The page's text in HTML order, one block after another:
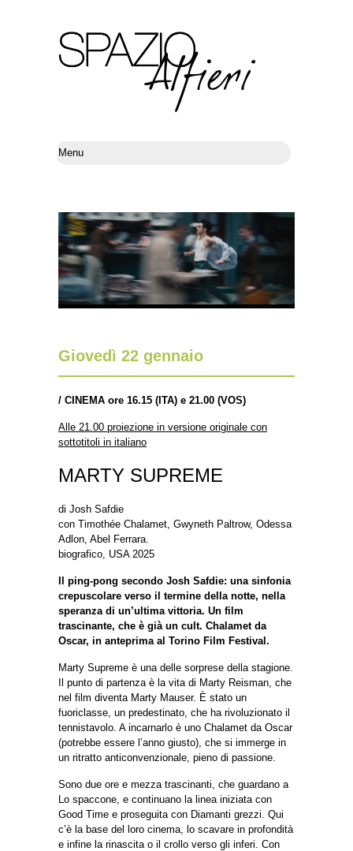
Giovedì 22 gennaio
/ CINEMA ore 16.15 (ITA) e 21.00 (VOS)
Alle 21.00 proiezione in versione originale con
sottotitoli in italiano
MARTY SUPREME
di Josh Safdie
con Timothée Chalamet, Gwyneth Paltrow, Odessa
Adlon, Abel Ferrara.
biografico, USA 2025
Il ping-pong secondo Josh Safdie: una sinfonia
crepuscolare verso il termine della notte, nella
speranza di un’ultima vittoria. Un film
trascinante, che è già un cult. Chalamet da
Oscar, in anteprima al Torino Film Festival.
Marty Supreme è una delle sorprese della stagione.
Il punto di partenza è la vita di Marty Reisman, che
nel film diventa Marty Mauser. È stato un
fuoriclasse, un predestinato, che ha rivoluzionato il
tennistavolo. A incarnarlo è uno Chalamet da Oscar
(potrebbe essere l’anno giusto), che si immerge in
un ritratto anticonvenzionale, pieno di passione.
Sono due ore e mezza trascinanti, che guardano a
Lo spaccone, e continuano la linea iniziata con
Good Time e proseguita con Diamanti grezzi. Qui
c’è la base del loro cinema, lo scavare in profondità
e infine la rinascita o il crollo verso gli inferi. Con